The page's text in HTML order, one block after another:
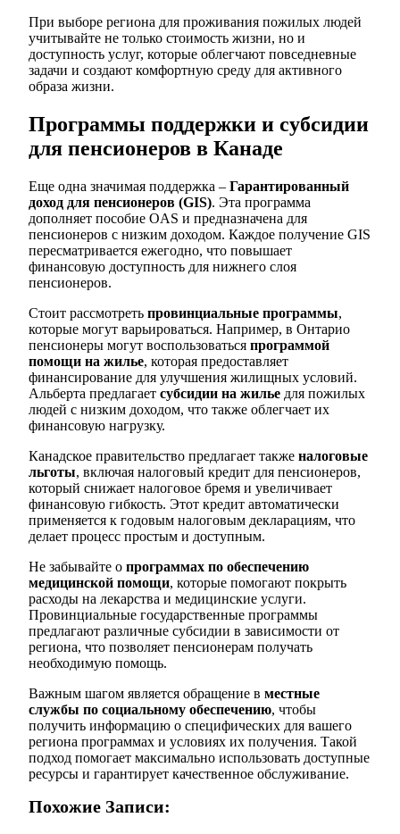
При выборе региона для проживания пожилых людей
учитывайте не только стоимость жизни, но и
доступность услуг, которые облегчают повседневные
задачи и создают комфортную среду для активного
образа жизни.
Программы поддержки и субсидии
для пенсионеров в Канаде
Еще одна значимая поддержка – Гарантированный
доход для пенсионеров (GIS). Эта программа
дополняет пособие OAS и предназначена для
пенсионеров с низким доходом. Каждое получение GIS
пересматривается ежегодно, что повышает
финансовую доступность для нижнего слоя
пенсионеров.
Стоит рассмотреть провинциальные программы,
которые могут варьироваться. Например, в Онтарио
пенсионеры могут воспользоваться программой
помощи на жилье, которая предоставляет
финансирование для улучшения жилищных условий.
Альберта предлагает субсидии на жилье для пожилых
людей с низким доходом, что также облегчает их
финансовую нагрузку.
Канадское правительство предлагает также налоговые
льготы, включая налоговый кредит для пенсионеров,
который снижает налоговое бремя и увеличивает
финансовую гибкость. Этот кредит автоматически
применяется к годовым налоговым декларациям, что
делает процесс простым и доступным.
Не забывайте о программах по обеспечению
медицинской помощи, которые помогают покрыть
расходы на лекарства и медицинские услуги.
Провинциальные государственные программы
предлагают различные субсидии в зависимости от
региона, что позволяет пенсионерам получать
необходимую помощь.
Важным шагом является обращение в местные
службы по социальному обеспечению, чтобы
получить информацию о специфических для вашего
региона программах и условиях их получения. Такой
подход помогает максимально использовать доступные
ресурсы и гарантирует качественное обслуживание.
Похожие Записи: